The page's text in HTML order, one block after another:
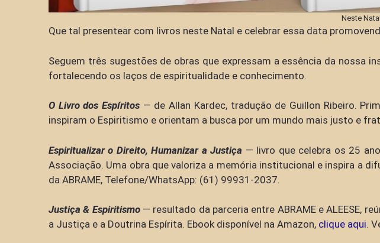
Neste
Que tal presentear com livros neste Natal e celebrar essa data
Seguem três sugestões de obras que expressam a essência da nossa
fortalecendo os laços de espiritualidade e conhecimento.
O Livro dos Espíritos — de Allan Kardec, tradução de Guillon Ribeiro.
inspiram o Espiritismo e orientam a busca por um mundo mais justo e
Espiritualizar o Direito, Humanizar a Justiça — livro que celebra os 25
Associação. Uma obra que valoriza a memória institucional e inspira a
da ABRAME, Telefone/WhatsApp: (61) 99931-2037.
Justiça & Espiritismo— resultado da parceria entre ABRAME e ALEESE,
a Justiça e a Doutrina Espírita. Ebook disponível na Amazon, clique aqui.